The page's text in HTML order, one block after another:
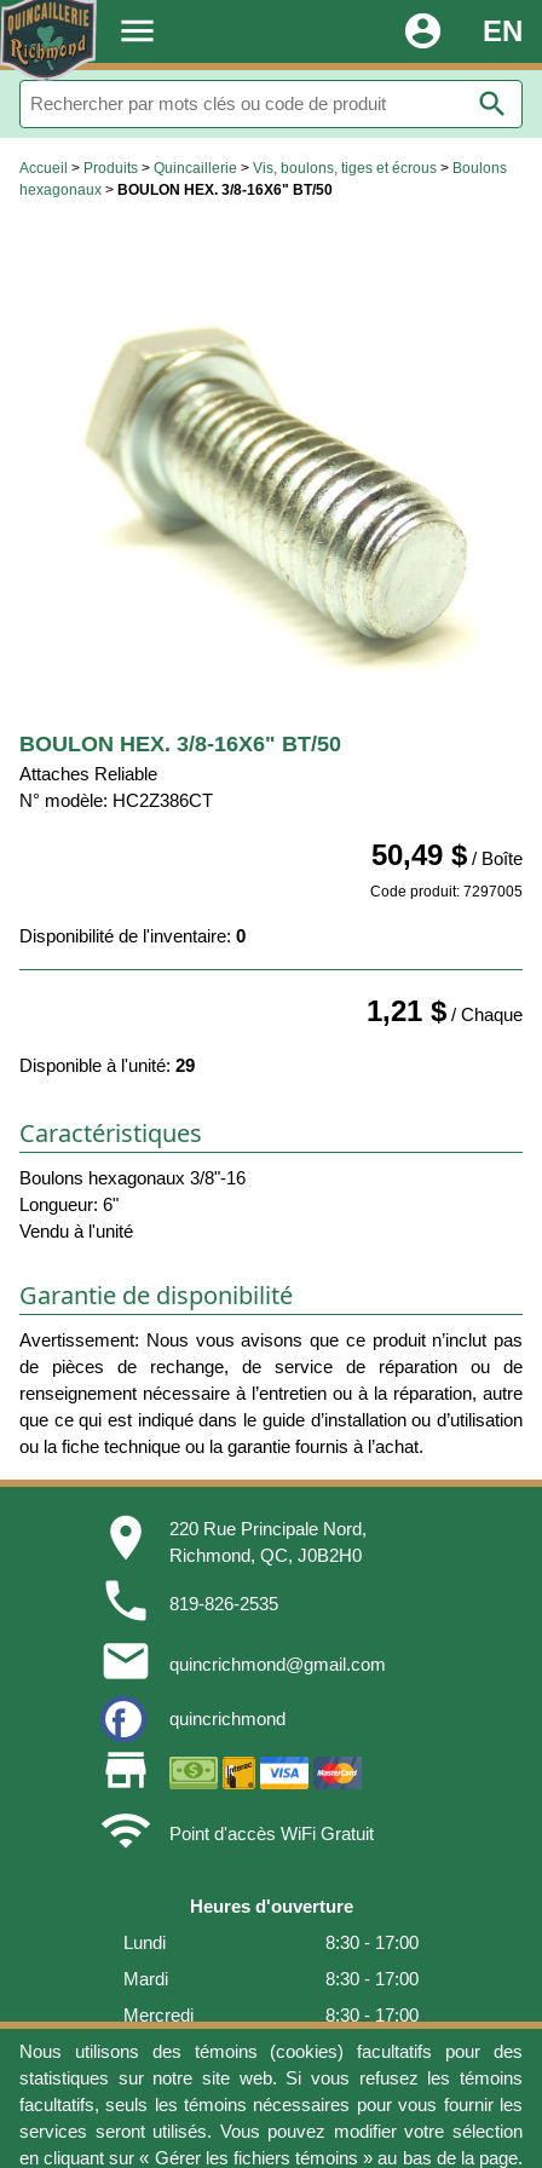
. menu EN
account_circle
search
Nous utilisons des témoins (cookies) facultatifs pour des
statistiques sur notre site web. Si vous refusez les témoins
facultatifs, seuls les témoins nécessaires pour vous fournir les
services seront utilisés. Vous pouvez modifier votre sélection
en cliquant sur « Gérer les fichiers témoins » au bas de la page.
Accueil > Produits > Quincaillerie > Vis, boulons, tiges et écrous > Boulons
hexagonaux > BOULON HEX. 3/8-16X6" BT/50
BOULON HEX. 3/8-16X6" BT/50
Attaches Reliable
N° modèle: HC2Z386CT
50,49 $ / Boîte
Code produit: 7297005
Disponibilité de l'inventaire: 0
1,21 $ / Chaque
Disponible à l'unité: 29
Caractéristiques
Boulons hexagonaux 3/8"-16
Longueur: 6"
Vendu à l'unité
Garantie de disponibilité
Avertissement: Nous vous avisons que ce produit n’inclut pas
de pièces de rechange, de service de réparation ou de
renseignement nécessaire à l’entretien ou à la réparation, autre
que ce qui est indiqué dans le guide d’installation ou d’utilisation
ou la fiche technique ou la garantie fournis à l’achat.
place
220 Rue Principale Nord,
Richmond, QC, J0B2H0
phone 819-826-2535
email quincrichmond@gmail.com
quincrichmond
store
wifi
Point d'accès WiFi Gratuit
Heures d'ouverture
Lundi
8:30 - 17:00
Mardi
8:30 - 17:00
Mercredi
8:30 - 17:00
Jeudi
8:30 - 17:00
Vendredi
8:30 - 17:00
Samedi
9:00 - 16:00
Dimanche
Fermé